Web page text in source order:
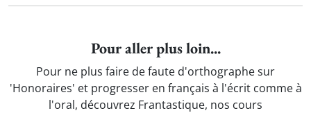
Pour aller plus loin...
Pour ne plus faire de faute d'orthographe sur
'Honoraires' et progresser en français à l'écrit comme à
l'oral, découvrez Frantastique, nos cours